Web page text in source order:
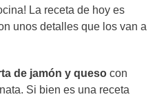
La receta de hoy es
unos detalles que los van a
de jamón y queso con
Si bien es una receta